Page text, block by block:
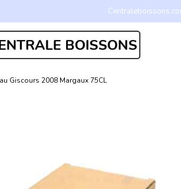
Giscours 2008 Margaux 75CL